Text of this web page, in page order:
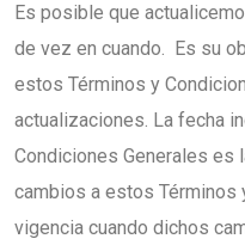
Es posible que
de vez en cuando. Es su
estos Términos y
actualizaciones. La fecha
Condiciones Generales es
cambios a estos Términos
vigencia cuando dichos